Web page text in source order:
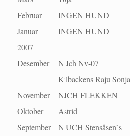
Februar
INGEN HUND
Januar
INGEN HUND
2007
Desember
N Jch Nv-07
Kilbackens Raju Sonja
November NJCH FLEKKEN
Oktober
Astrid
September
N UCH Stensåsen`s